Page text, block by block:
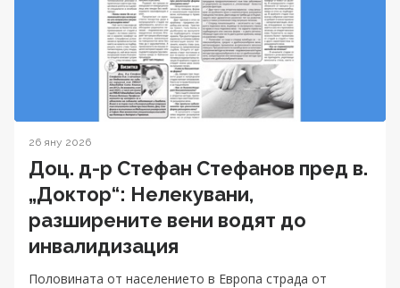
26 яну 2026
Доц. д-р Стефан Стефанов пред в.
„Доктор“: Нелекувани,
разширените вени водят до
инвалидизация
Половината от населението в Европа страда от